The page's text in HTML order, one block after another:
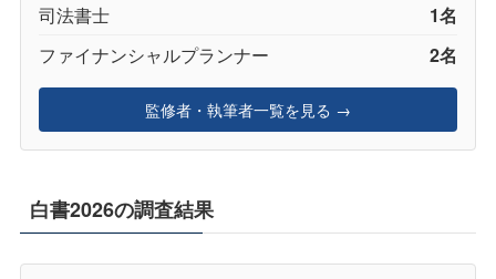
司法書士 1名
ファイナンシャルプランナー 2名
監修者・執筆者一覧を見る →
白書2026の調査結果